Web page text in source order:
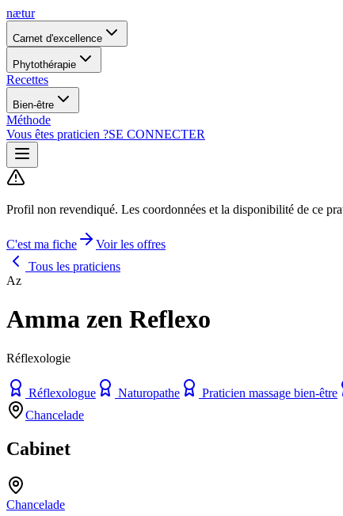
nætur
Carnet d'excellence
Phytothérapie
Recettes
Bien-être
Méthode
Vous êtes praticien ?SE CONNECTER
Profil non revendiqué. Les coordonnées et la disponibilité de ce
C'est ma fiche
Voir les offres
Tous les praticiens
Az
Amma zen Reflexo
Réflexologie
Réflexologue Naturopathe Praticien massage bien-être
Chancelade
Cabinet
Chancelade